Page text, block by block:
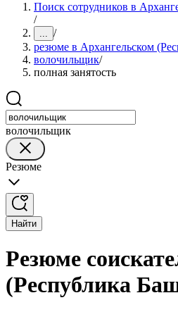
Поиск сотрудников в
/
... /
резюме в Архангельском
волочильщик/
полная занятость
волочильщик
Резюме
Найти
Резюме
(Республика